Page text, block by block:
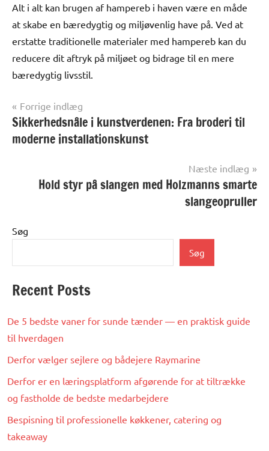
Alt i alt kan brugen af hampereb i haven være en måde
at skabe en bæredygtig og miljøvenlig have på. Ved at
erstatte traditionelle materialer med hampereb kan du
reducere dit aftryk på miljøet og bidrage til en mere
bæredygtig livsstil.
Alle
anmeldelser
Indlægsnavigation
Forrige indlæg
Sikkerhedsnåle i kunstverdenen: Fra broderi til
moderne installationskunst
Næste indlæg
Hold styr på slangen med Holzmanns smarte
slangeopruller
Søg
Søg
Recent Posts
De 5 bedste vaner for sunde tænder — en praktisk guide
til hverdagen
Derfor vælger sejlere og bådejere Raymarine
Derfor er en læringsplatform afgørende for at tiltrække
og fastholde de bedste medarbejdere
Bespisning til professionelle køkkener, catering og
takeaway